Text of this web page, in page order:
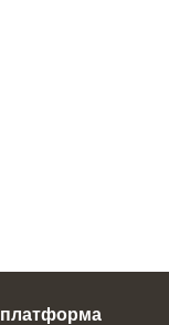
платформа